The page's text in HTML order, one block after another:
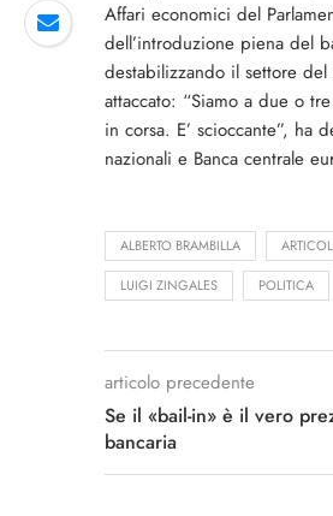
Affari economici del
dell’introduzione piena del
destabilizzando il settore
attaccato: “Siamo a due o
in corsa. E’ scioccante”,
nazionali e Banca centrale
ALBERTO BRAMBILLA
LUIGI ZINGALES POLITICA
articolo precedente
Se il «bail-in» è il vero
bancaria